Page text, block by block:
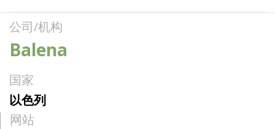
公司/机构
Balena
国家
以色列
网站